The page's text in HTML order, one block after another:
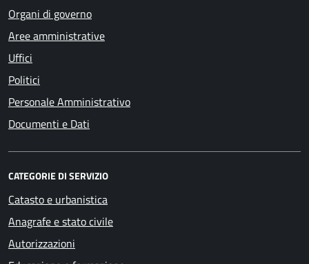
Organi di governo
Aree amministrative
Uffici
Politici
Personale Amministrativo
Documenti e Dati
CATEGORIE DI SERVIZIO
Catasto e urbanistica
Anagrafe e stato civile
Autorizzazioni